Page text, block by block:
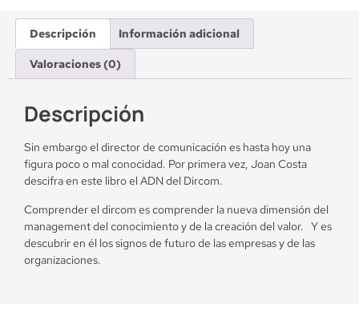
Descripción Información adicional
Valoraciones (0)
Descripción
Sin embargo el director de comunicación es hasta hoy una
figura poco o mal conocidad. Por primera vez, Joan Costa
descifra en este libro el ADN del Dircom.
Comprender el dircom es comprender la nueva dimensión del
management del conocimiento y de la creación del valor. Y es
descubrir en él los signos de futuro de las empresas y de las
organizaciones.